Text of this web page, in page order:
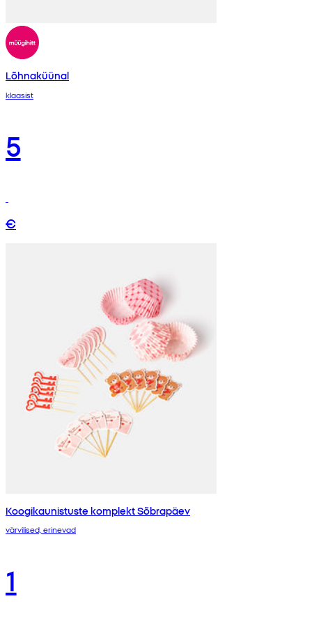
Lõhnaküünal
klaasist
5
€
Koogikaunistuste komplekt Sõbrapäev
värvilised, erinevad
1